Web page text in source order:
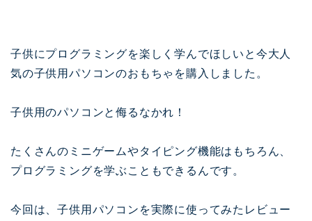
子供にプログラミングを楽しく学んでほしいと今大人
気の子供用パソコンのおもちゃを購入しました。
子供用のパソコンと侮るなかれ！
たくさんのミニゲームやタイピング機能はもちろん、
プログラミングを学ぶこともできるんです。
今回は、子供用パソコンを実際に使ってみたレビュー